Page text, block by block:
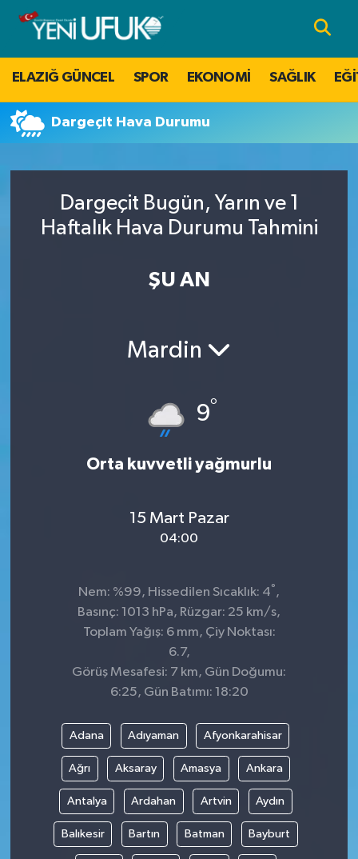
ELAZIĞ GÜNCEL SPOR EKONOMİ SAĞLIK
Dargeçit Hava Durumu
Dargeçit Bugün, Yarın ve 1
Haftalık Hava Durumu Tahmini
ŞU AN
Mardin
9°
Orta kuvvetli yağmurlu
15 Mart Pazar
04:00
Nem: %99, Hissedilen Sıcaklık: 4° ,
Basınç: 1013 hPa, Rüzgar: 25 km/s,
Toplam Yağış: 6 mm, Çiy Noktası:
6.7,
Görüş Mesafesi: 7 km, Gün Doğumu:
6:25, Gün Batımı: 18:20
Adana Adıyaman Afyonkarahisar
Ağrı Aksaray Amasya Ankara
Antalya Ardahan Artvin Aydın
Balıkesir Bartın Batman Bayburt
Nöbetçi Eczaneler
Hava Durumu
Namaz Vakitleri
Süper Lig Puan Durumu ve Fikstür